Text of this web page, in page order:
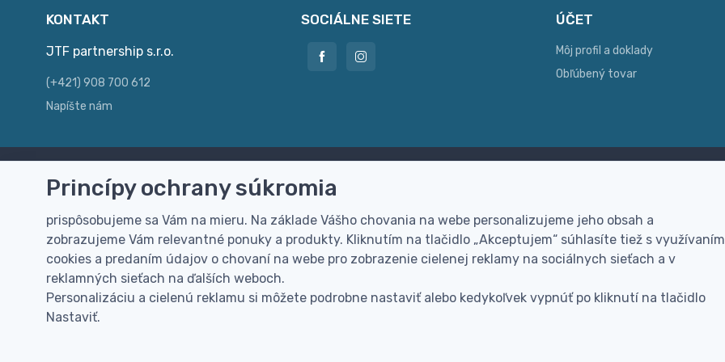
KONTAKT
JTF partnership s.r.o.
(+421) 908 700 612
Napíšte nám
SOCIÁLNE SIETE ÚČET
Môj profil a doklady
Obľúbený tovar
Doprava zdarma
100 EUR (bez DPH)
prevodom alebo na dobierku
Vyrobíme Vám vlastný
darček
Princípy ochrany súkromia
prispôsobujeme sa Vám na mieru. Na základe Vášho chovania na webe personalizujeme jeho obsah a
zobrazujeme Vám relevantné ponuky a produkty. Kliknutím na tlačidlo „Akceptujem“ súhlasíte tiež s využívaním
cookies a predaním údajov o chovaní na webe pro zobrazenie cielenej reklamy na sociálnych sieťach a v
reklamných sieťach na ďalších weboch.
Personalizáciu a cielenú reklamu si môžete podrobne nastaviť alebo kedykoľvek vypnúť po kliknutí na tlačidlo
Nastaviť.